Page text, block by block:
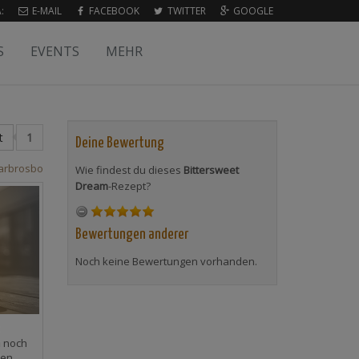
E-MAIL FACEBOOK TWITTER GOOGLE
EVENTS MEHR
1
noch
Deine Bewertung
Wie findest du dieses Bittersweet
Dream-Rezept?
Bewertungen anderer
Noch keine Bewertungen vorhanden.